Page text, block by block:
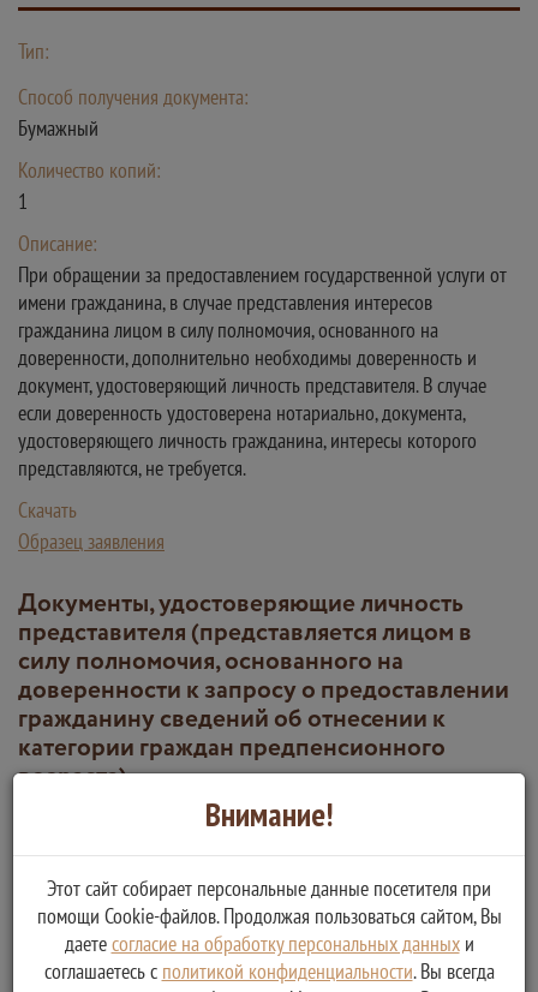
Тип:
Способ получения документа:
Бумажный
Количество копий:
1
Описание:
При обращении за предоставлением государственной услуги от
имени гражданина, в случае представления интересов
гражданина лицом в силу полномочия, основанного на
доверенности, дополнительно необходимы доверенность и
документ, удостоверяющий личность представителя. В случае
если доверенность удостоверена нотариально, документа,
удостоверяющего личность гражданина, интересы которого
представляются, не требуется.
Скачать
Образец заявления
Документы, удостоверяющие личность
представителя (представляется лицом в
силу полномочия, основанного на
доверенности к запросу о предоставлении
гражданину сведений об отнесении к
категории граждан предпенсионного
возраста)
Тип:
Способ получения документа:
Бумажный
Количество копий:
Внимание!
Этот сайт собирает персональные данные посетителя при
помощи Cookie-файлов. Продолжая пользоваться сайтом, Вы
даетесогласие на обработку персональных данныхи
соглашаетесь с политикой конфиденциальности. Вы всегда